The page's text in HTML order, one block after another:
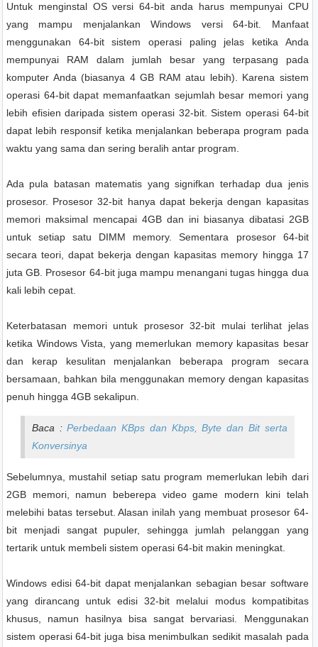
Untuk menginstal OS versi 64-bit anda harus mempunyai CPU
yang mampu menjalankan Windows versi 64-bit. Manfaat
menggunakan 64-bit sistem operasi paling jelas ketika Anda
mempunyai RAM dalam jumlah besar yang terpasang pada
komputer Anda (biasanya 4 GB RAM atau lebih). Karena sistem
operasi 64-bit dapat memanfaatkan sejumlah besar memori yang
lebih efisien daripada sistem operasi 32-bit. Sistem operasi 64-bit
dapat lebih responsif ketika menjalankan beberapa program pada
waktu yang sama dan sering beralih antar program.
Ada pula batasan matematis yang signifkan terhadap dua jenis
prosesor. Prosesor 32-bit hanya dapat bekerja dengan kapasitas
memori maksimal mencapai 4GB dan ini biasanya dibatasi 2GB
untuk setiap satu DIMM memory. Sementara prosesor 64-bit
secara teori, dapat bekerja dengan kapasitas memory hingga 17
juta GB. Prosesor 64-bit juga mampu menangani tugas hingga dua
kali lebih cepat.
Keterbatasan memori untuk prosesor 32-bit mulai terlihat jelas
ketika Windows Vista, yang memerlukan memory kapasitas besar
dan kerap kesulitan menjalankan beberapa program secara
bersamaan, bahkan bila menggunakan memory dengan kapasitas
penuh hingga 4GB sekalipun.
Baca :Perbedaan KBps dan Kbps, Byte dan Bit serta
Konversinya
Sebelumnya, mustahil setiap satu program memerlukan lebih dari
2GB memori, namun beberepa video game modern kini telah
melebihi batas tersebut. Alasan inilah yang membuat prosesor 64-
bit menjadi sangat pupuler, sehingga jumlah pelanggan yang
tertarik untuk membeli sistem operasi 64-bit makin meningkat.
Windows edisi 64-bit dapat menjalankan sebagian besar software
yang dirancang untuk edisi 32-bit melalui modus kompatibitas
khusus, namun hasilnya bisa sangat bervariasi. Menggunakan
sistem operasi 64-bit juga bisa menimbulkan sedikit masalah pada